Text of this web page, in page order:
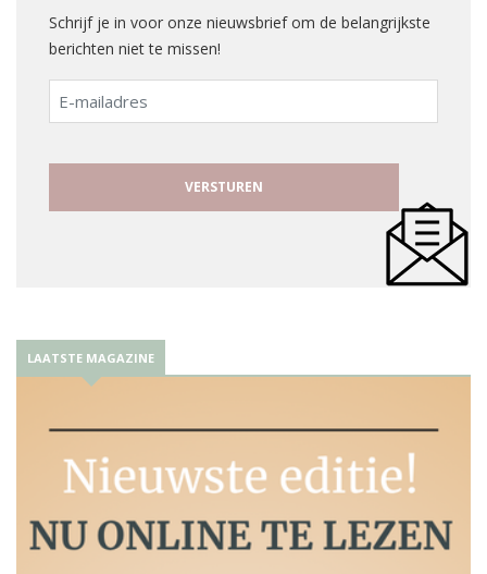
Schrijf je in voor onze nieuwsbrief om de belangrijkste
berichten niet te missen!
E-
mailadres
LAATSTE MAGAZINE